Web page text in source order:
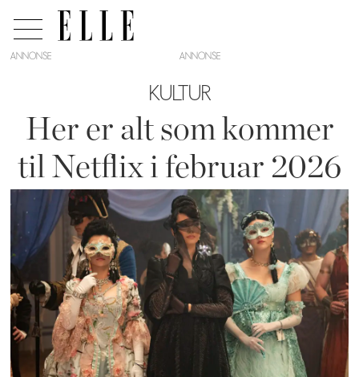
ANNONSE
KULTUR
Her er alt som kommer
til Netflix i februar 2026